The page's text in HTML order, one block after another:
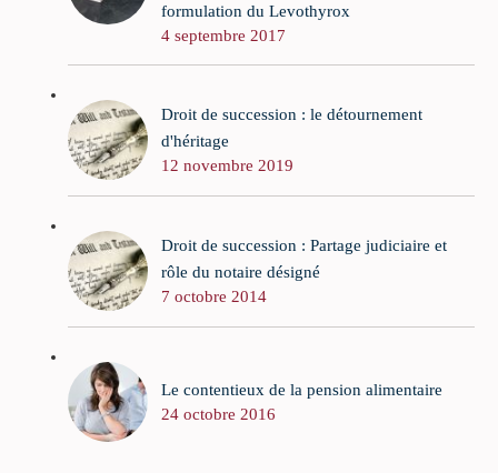
formulation du Levothyrox
4 septembre 2017
Droit de succession : le détournement
d'héritage
12 novembre 2019
Droit de succession : Partage judiciaire et
rôle du notaire désigné
7 octobre 2014
Le contentieux de la pension alimentaire
24 octobre 2016